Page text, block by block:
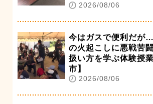
2026/08/06
今はガスで便利だが
の火起こしに悪戦苦
扱い方を学ぶ体験授
市】
2026/08/06